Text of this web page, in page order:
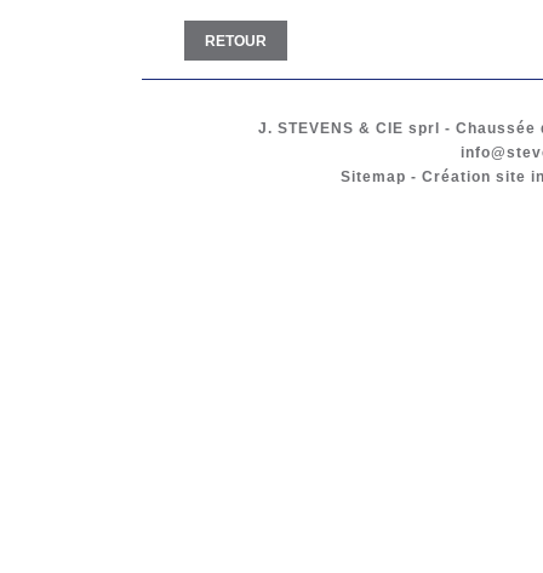
RETOUR
J. STEVENS & CIE sprl - Chaussée
Sitemap - Création site